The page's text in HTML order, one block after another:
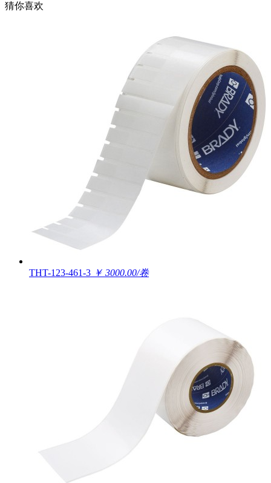
猜你喜欢
THT-123-461-3 ￥ 3000.00/卷